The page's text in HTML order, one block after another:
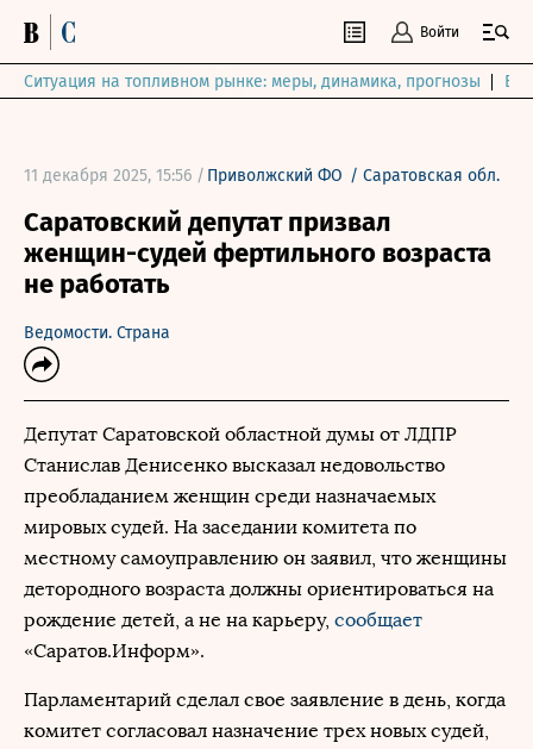
Войти
Ситуация на топливном рынке: меры, динамика, прогнозы
11 декабря 2025, 15:56 / Приволжский ФО / Саратовская обл.
Саратовский депутат призвал
женщин-судей фертильного возраста
не работать
Ведомости. Страна
Депутат Саратовской областной думы от ЛДПР
Станислав Денисенко высказал недовольство
преобладанием женщин среди назначаемых
мировых судей. На заседании комитета по
местному самоуправлению он заявил, что женщины
детородного возраста должны ориентироваться на
рождение детей, а не на карьеру, сообщает
«Саратов.Информ».
Парламентарий сделал свое заявление в день, когда
комитет согласовал назначение трех новых судей,